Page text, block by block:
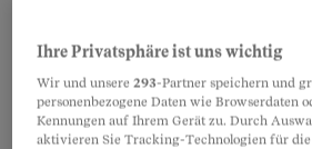
mit Reisetaschen und
dem Haupteingang prangt.
brennt unerbittlich auf das
Ihre Privatsphäre ist uns wichtig
Wir und unsere293-Partner speichern und
personenbezogene Daten wie Browserdaten
Kennungen auf Ihrem Gerät zu. Durch
aktivieren Sie Tracking-Technologien für